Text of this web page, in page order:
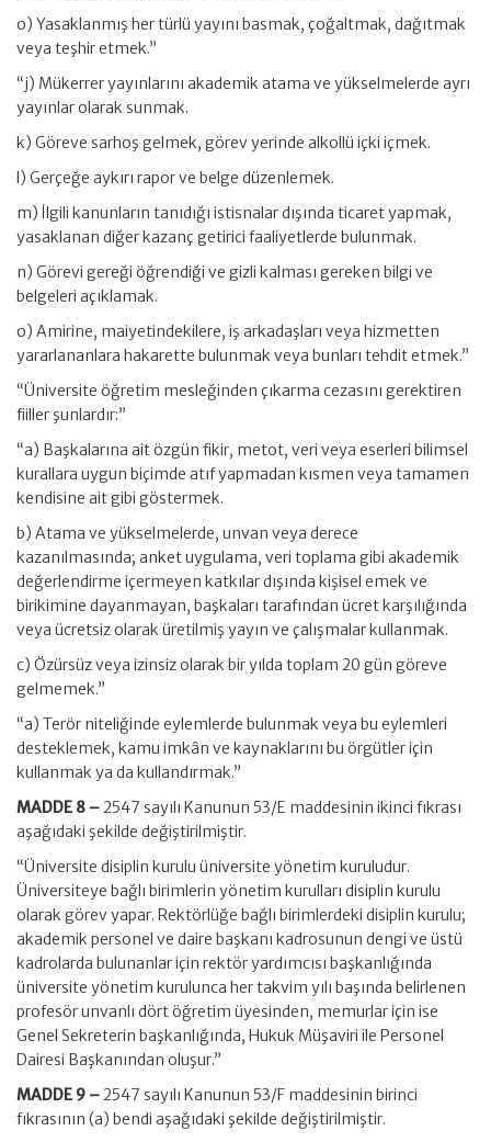
o) Yasaklanmış her türlü yayını basmak, çoğaltmak, dağıtmak
veya teşhir etmek.”
“j) Mükerrer yayınlarını akademik atama ve yükselmelerde ayrı
yayınlar olarak sunmak.
k) Göreve sarhoş gelmek, görev yerinde alkollü içki içmek.
l) Gerçeğe aykırı rapor ve belge düzenlemek.
m) İlgili kanunların tanıdığı istisnalar dışında ticaret yapmak,
yasaklanan diğer kazanç getirici faaliyetlerde bulunmak.
n) Görevi gereği öğrendiği ve gizli kalması gereken bilgi ve
belgeleri açıklamak.
o) Amirine, maiyetindekilere, iş arkadaşları veya hizmetten
yararlananlara hakarette bulunmak veya bunları tehdit etmek.”
“Üniversite öğretim mesleğinden çıkarma cezasını gerektiren
fiiller şunlardır:”
“a) Başkalarına ait özgün fikir, metot, veri veya eserleri bilimsel
kurallara uygun biçimde atıf yapmadan kısmen veya tamamen
kendisine ait gibi göstermek.
b) Atama ve yükselmelerde, unvan veya derece
kazanılmasında; anket uygulama, veri toplama gibi akademik
değerlendirme içermeyen katkılar dışında kişisel emek ve
birikimine dayanmayan, başkaları tarafından ücret karşılığında
veya ücretsiz olarak üretilmiş yayın ve çalışmalar kullanmak.
c) Özürsüz veya izinsiz olarak bir yılda toplam 20 gün göreve
gelmemek.”
“a) Terör niteliğinde eylemlerde bulunmak veya bu eylemleri
desteklemek, kamu imkân ve kaynaklarını bu örgütler için
kullanmak ya da kullandırmak.”
MADDE 8 –2547 sayılı Kanunun 53/E maddesinin ikinci fıkrası
aşağıdaki şekilde değiştirilmiştir.
“Üniversite disiplin kurulu üniversite yönetim kuruludur.
Üniversiteye bağlı birimlerin yönetim kurulları disiplin kurulu
olarak görev yapar. Rektörlüğe bağlı birimlerdeki disiplin kurulu;
akademik personel ve daire başkanı kadrosunun dengi ve üstü
kadrolarda bulunanlar için rektör yardımcısı başkanlığında
üniversite yönetim kurulunca her takvim yılı başında belirlenen
profesör unvanlı dört öğretim üyesinden, memurlar için ise
Genel Sekreterin başkanlığında, Hukuk Müşaviri ile Personel
Dairesi Başkanından oluşur.”
MADDE 9 –2547 sayılı Kanunun 53/F maddesinin birinci
fıkrasının (a) bendi aşağıdaki şekilde değiştirilmiştir.